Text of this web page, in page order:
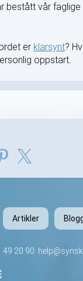
bestått vår faglige
er klarsynt?
oppstart.
Artikler
49 20 90